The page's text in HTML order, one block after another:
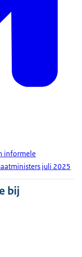
informele
juli 2025
bij